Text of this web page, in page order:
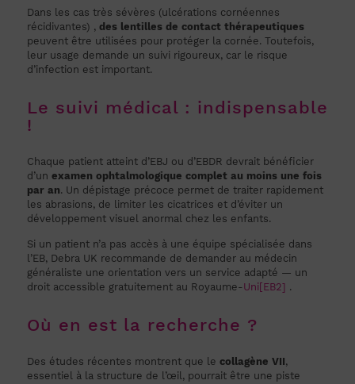
Dans les cas très sévères (ulcérations cornéennes
récidivantes) , des lentilles de contact thérapeutiques
peuvent être utilisées pour protéger la cornée. Toutefois,
leur usage demande un suivi rigoureux, car le risque
d’infection est important.
Le suivi médical : indispensable
!
Chaque patient atteint d’EBJ ou d’EBDR devrait bénéficier
d’un examen ophtalmologique complet au moins une fois
par an. Un dépistage précoce permet de traiter rapidement
les abrasions, de limiter les cicatrices et d’éviter un
développement visuel anormal chez les enfants.
Si un patient n’a pas accès à une équipe spécialisée dans
l’EB, Debra UK recommande de demander au médecin
généraliste une orientation vers un service adapté — un
droit accessible gratuitement au Royaume-Uni [EB2] .
Où en est la recherche ?
Des études récentes montrent que le collagène VII,
essentiel à la structure de l’œil, pourrait être une piste